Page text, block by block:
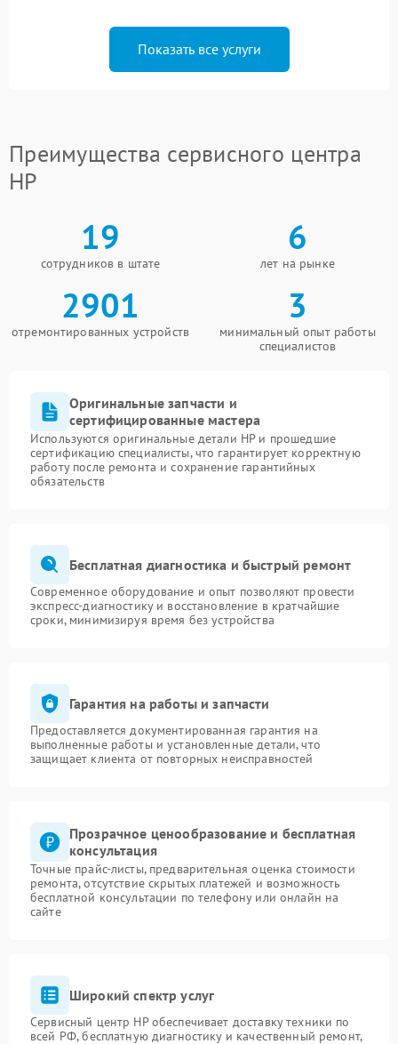
Показать все услуги
Преимущества сервисного центра
HP
19
сотрудников в штате
6
лет на рынке
2901
отремонтированных устройств
3
минимальный опыт работы
специалистов
Оригинальные запчасти и
сертифицированные мастера
Используются оригинальные детали HP и прошедшие
сертификацию специалисты, что гарантирует корректную
работу после ремонта и сохранение гарантийных
обязательств
Бесплатная диагностика и быстрый ремонт
Современное оборудование и опыт позволяют провести
экспресс-диагностику и восстановление в кратчайшие
сроки, минимизируя время без устройства
Гарантия на работы и запчасти
Предоставляется документированная гарантия на
выполненные работы и установленные детали, что
защищает клиента от повторных неисправностей
Прозрачное ценообразование и бесплатная
консультация
Точные прайс-листы, предварительная оценка стоимости
ремонта, отсутствие скрытых платежей и возможность
бесплатной консультации по телефону или онлайн на
сайте
Широкий спектр услуг
Сервисный центр HP обеспечивает доставку техники по
всей РФ, бесплатную диагностику и качественный ремонт,